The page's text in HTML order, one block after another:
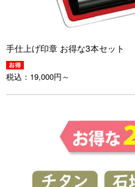
手仕上げ印章 お得な3本セット
税込： 19,000円～